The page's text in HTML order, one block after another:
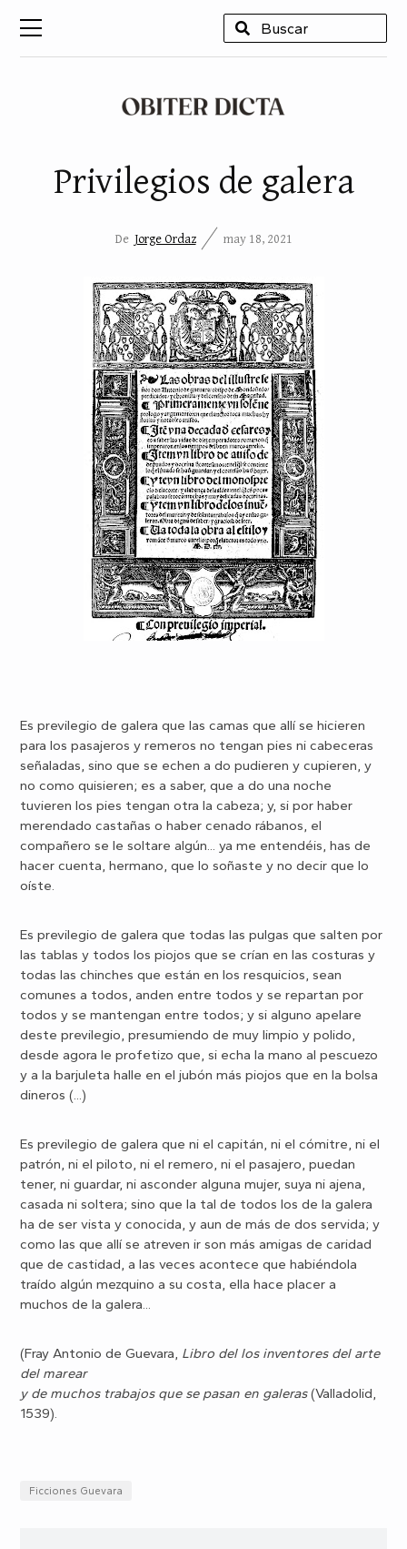
Privilegios de galera
De Jorge Ordaz may 18, 2021
Es previlegio de galera que las camas que allí se hicieren
para los pasajeros y remeros no tengan pies ni cabeceras
señaladas, sino que se echen a do pudieren y cupieren, y
no como quisieren; es a saber, que a do una noche
tuvieren los pies tengan otra la cabeza; y, si por haber
merendado castañas o haber cenado rábanos, el
compañero se le soltare algún... ya me entendéis, has de
hacer cuenta, hermano, que lo soñaste y no decir que lo
oíste.
Es previlegio de galera que todas las pulgas que salten por
las tablas y todos los piojos que se crían en las costuras y
todas las chinches que están en los resquicios, sean
comunes a todos, anden entre todos y se repartan por
todos y se mantengan entre todos; y si alguno apelare
deste previlegio, presumiendo de muy limpio y polido,
desde agora le profetizo que, si echa la mano al pescuezo
y a la barjuleta halle en el jubón más piojos que en la bolsa
dineros (...)
Es previlegio de galera que ni el capitán, ni el cómitre, ni el
patrón, ni el piloto, ni el remero, ni el pasajero, puedan
tener, ni guardar, ni asconder alguna mujer, suya ni ajena,
casada ni soltera; sino que la tal de todos los de la galera
ha de ser vista y conocida, y aun de más de dos servida; y
como las que allí se atreven ir son más amigas de caridad
que de castidad, a las veces acontece que habiéndola
traído algún mezquino a su costa, ella hace placer a
muchos de la galera...
(Fray Antonio de Guevara, Libro del los inventores del arte
del marear
y de muchos trabajos que se pasan en galeras(Valladolid,
1539).
Ficciones Guevara